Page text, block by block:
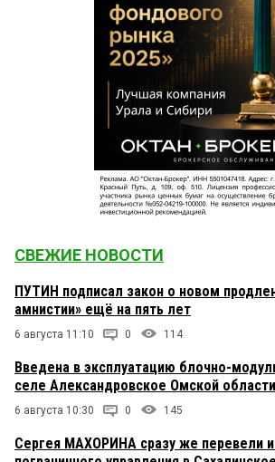
СВЕЖИЕ НОВОСТИ
ПУТИН подписал закон о новом
амнистии» ещё на пять лет
6 августа 11:10 0 114
Введена в эксплуатацию блочно-
селе Александровское Омской области
6 августа 10:30 0 145
Сергея МАХОРИНА сразу же перевели